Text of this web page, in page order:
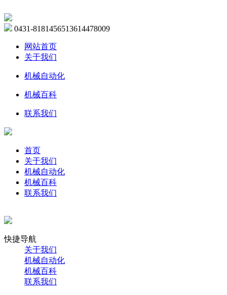
0431-8181456513614478009
网站首页
关于我们
机械自动化
机械百科
联系我们
首页
关于我们
机械自动化
机械百科
联系我们
快捷导航
关于我们
机械自动化
机械百科
联系我们